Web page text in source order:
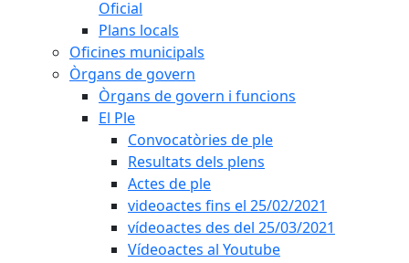
Oficial
Plans locals
Oficines municipals
Òrgans de govern
Òrgans de govern i funcions
El Ple
Convocatòries de ple
Resultats dels plens
Actes de ple
videoactes fins el 25/02/2021
vídeoactes des del 25/03/2021
Vídeoactes al Youtube